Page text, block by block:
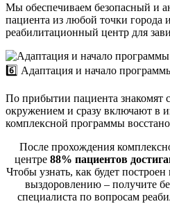
Мы обеспечиваем безопасный и
пациента из любой точки города
реабилитационный центр для
6️⃣ Адаптация и начало
По прибытии пациента знакомят
окружением и сразу включают в
комплексной программы
После прохождения
центре 88% пациентов
Чтобы узнать, как будет
выздоровлению – получите
специалиста по вопросам